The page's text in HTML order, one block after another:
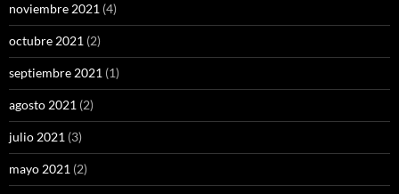
noviembre 2021 (4)
octubre 2021 (2)
septiembre 2021 (1)
agosto 2021 (2)
julio 2021 (3)
mayo 2021 (2)